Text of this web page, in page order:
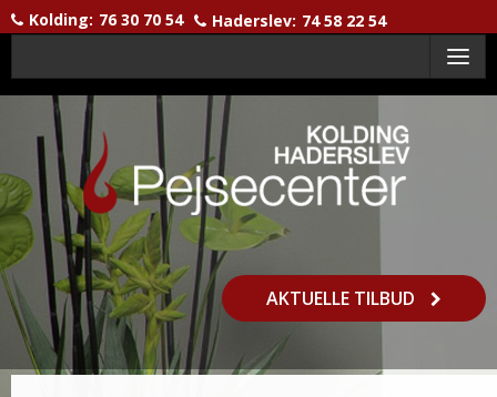
Kolding: 76 30 70 54 Haderslev: 74 58 22 54
Menu
AKTUELLE TILBUD